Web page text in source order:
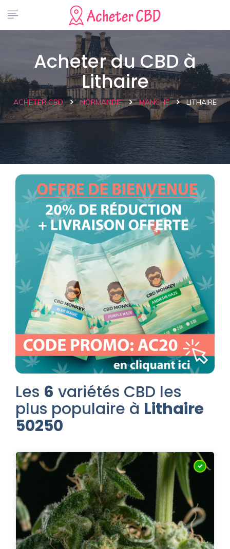
Acheter du CBD à
Lithaire
ACHETER CBD NORMANDIE MANCHE LITHAIRE
Les 6 variétés CBD les
plus populaire à Lithaire
50250